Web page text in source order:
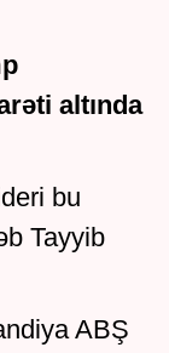
altında
bu
Tayyib
ABŞ